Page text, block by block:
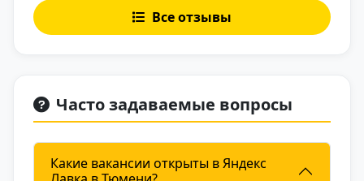
прилетают чаевые да и заказов хватает,
Все отзывы
Часто задаваемые вопросы
Какие вакансии открыты в Яндекс